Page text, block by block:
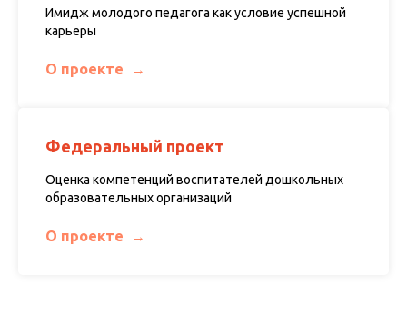
Имидж молодого педагога как условие успешной
карьеры
О проекте
Федеральный проект
Оценка компетенций воспитателей дошкольных
образовательных организаций
О проекте